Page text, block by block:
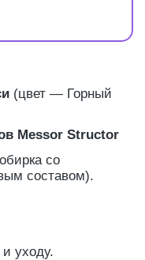
(цвет — Горный
Messor Structor
со
составом).
уходу.